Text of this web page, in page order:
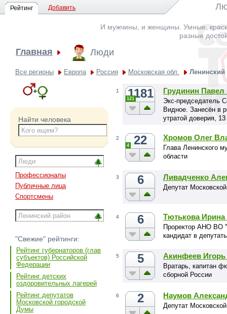
Рейтинг Добавить
И мужчины, и женщины. Умные,
разные
Главная Люди
Все регионы Европа Россия Московская обл. Ленинский
Найти человека
Профессионалы
Публичные лица
Спортсмены
"Свежие" рейтинги:
Рейтинг губернаторов (глав
субъектов) Российской
Федерации
Рейтинг детских
оздоровительных лагерей
Рейтинг депутатов
Московской городской
Думы
1 1181
121
Грудинин
Экс-председатель
Видное. Занесён в
утратой доверия, 13
2 22
4
Хромов Олег
Глава Ленинского
области
3 6 Ливадченко
Депутат
4 6 Тютькова Ирина
Проректор АНО ВО
кандидат в
5 5 Акинфеев
Вратарь, капитан
сборной России
6 2 Наумов
Депутат